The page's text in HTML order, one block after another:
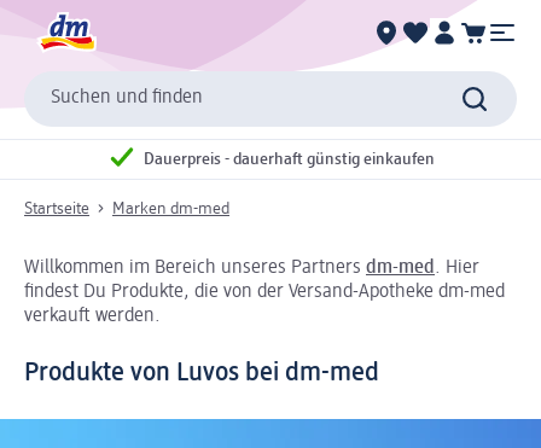
Suchen und finden
Dauerpreis - dauerhaft günstig einkaufen
Startseite Marken dm-med
Willkommen im Bereich unseres Partners dm-med . Hier
findest Du Produkte, die von der Versand-Apotheke dm-med
verkauft werden.
Produkte von Luvos bei dm-med